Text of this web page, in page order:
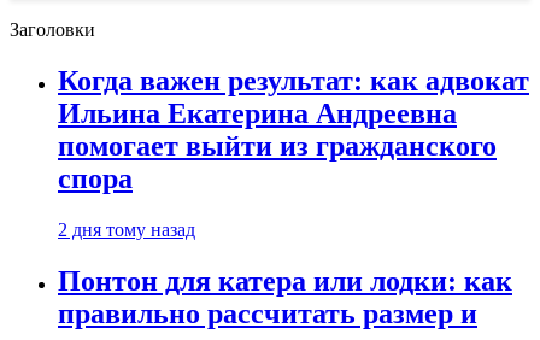
Заголовки
Когда важен результат: как адвокат
Ильина Екатерина Андреевна
помогает выйти из гражданского
спора
2 дня тому назад
Понтон для катера или лодки: как
правильно рассчитать размер и